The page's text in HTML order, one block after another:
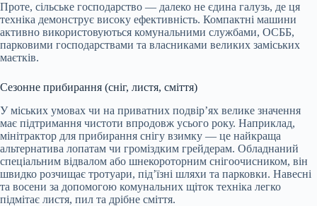
Проте, сільське господарство — далеко не єдина галузь, де ця
техніка демонструє високу ефективність. Компактні машини
активно використовуються комунальними службами, ОСББ,
парковими господарствами та власниками великих заміських
маєтків.
Сезонне прибирання (сніг, листя, сміття)
У міських умовах чи на приватних подвір’ях велике значення
має підтримання чистоти впродовж усього року. Наприклад,
мінітрактор для прибирання снігу взимку — це найкраща
альтернатива лопатам чи громіздким грейдерам. Обладнаний
спеціальним відвалом або шнекороторним снігоочисником, він
швидко розчищає тротуари, під’їзні шляхи та парковки. Навесні
та восени за допомогою комунальних щіток техніка легко
підмітає листя, пил та дрібне сміття.